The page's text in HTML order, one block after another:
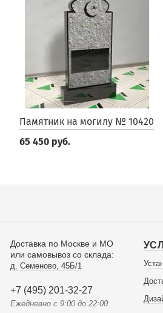
Памятник на могилу № 10420
65 450 руб.
Доставка по Москве и МО
или самовывоз со склада:
д. Семеново, 45Б/1
+7 (495) 201-32-27
Ежедневно с 9:00 до 22:00